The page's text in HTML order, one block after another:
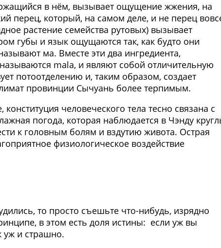
в нём, вызывает ощущение жжения, на
перец, который, на самом деле, и не перец
растение семейства рутовых) вызывает
губы и язык ощущаются так, как будто они
мa. Вместе эти два ингредиента,
mala, и являют собой отличительную
потоотделению и, таким образом, создает
провинции Сычуань более терпимым.
человеческого тела тесно связана с
погода, которая наблюдается в Чэнду
к головным болям и вздутию живота. Острая
физиологическое воздействие
то просто съешьте что-нибудь, изрядно
в этом есть доля истины: если уж вы
уж и страшно.